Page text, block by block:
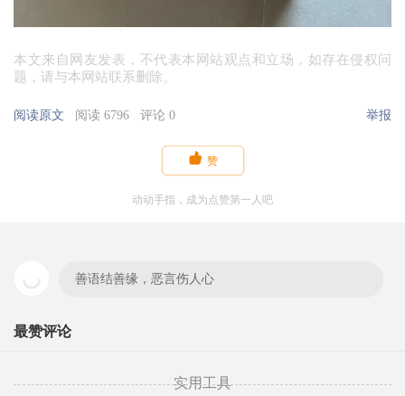
本文来自网友发表，不代表本网站观点和立场，如存在侵权问
题，请与本网站联系删除。
阅读原文 阅读 6796 评论 0 举报
 赞
动动手指，成为点赞第一人吧
善语结善缘，恶言伤人心
最赞评论
实用工具